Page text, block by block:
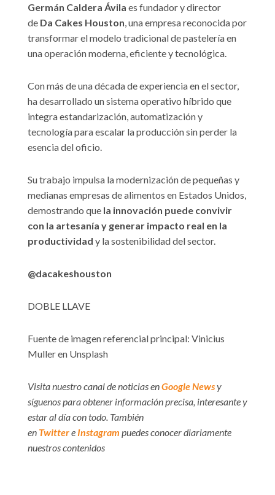
Germán Caldera Ávila es fundador y director
de Da Cakes Houston, una empresa reconocida por
transformar el modelo tradicional de pastelería en
una operación moderna, eficiente y tecnológica.
Con más de una década de experiencia en el sector,
ha desarrollado un sistema operativo híbrido que
integra estandarización, automatización y
tecnología para escalar la producción sin perder la
esencia del oficio.
Su trabajo impulsa la modernización de pequeñas y
medianas empresas de alimentos en Estados Unidos,
demostrando que la innovación puede convivir
con la artesanía y generar impacto real en la
productividad y la sostenibilidad del sector.
@dacakeshouston
DOBLE LLAVE
Fuente de imagen referencial principal: Vinicius
Muller en Unsplash
Visita nuestro canal de noticias enGoogle Newsy
síguenos para obtener información precisa, interesante y
estar al día con todo. También
en Twittere Instagram puedes conocer diariamente
nuestros contenidos